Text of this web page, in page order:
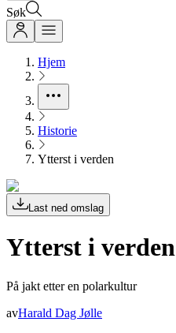
Søk
Hjem
Historie
Ytterst i verden
Last ned omslag
Ytterst i verden
På jakt etter en polarkultur
avHarald Dag Jølle